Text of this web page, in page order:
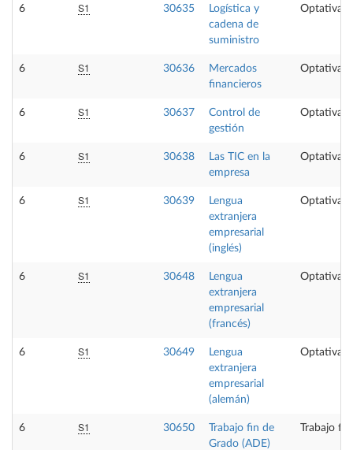
6 S1 30635
Logística y
cadena de
suministro
Optativa
6 S1 30636
Mercados
financieros
Optativa
6 S1 30637
Control de
gestión
Optativa
6 S1 30638
Las TIC en la
empresa
Optativa
6 S1 30639
Lengua
extranjera
empresarial
(inglés)
Optativa
6 S1 30648
Lengua
extranjera
empresarial
(francés)
Optativa
6 S1 30649
Lengua
extranjera
empresarial
(alemán)
Optativa
6 S1 30650
Trabajo fin de
Grado (ADE)
Trabajo